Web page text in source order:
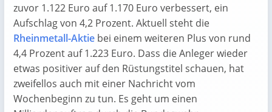
zuvor 1.122 Euro auf 1.170 Euro verbessert, ein
Aufschlag von 4,2 Prozent. Aktuell steht die
Rheinmetall-Aktie bei einem weiteren Plus von rund
4,4 Prozent auf1.223 Euro. Dass die Anleger wieder
etwas positiver auf den Rüstungstitel schauen, hat
zweifellos auch mit einer Nachricht vom
Wochenbeginn zu tun. Es geht um einen